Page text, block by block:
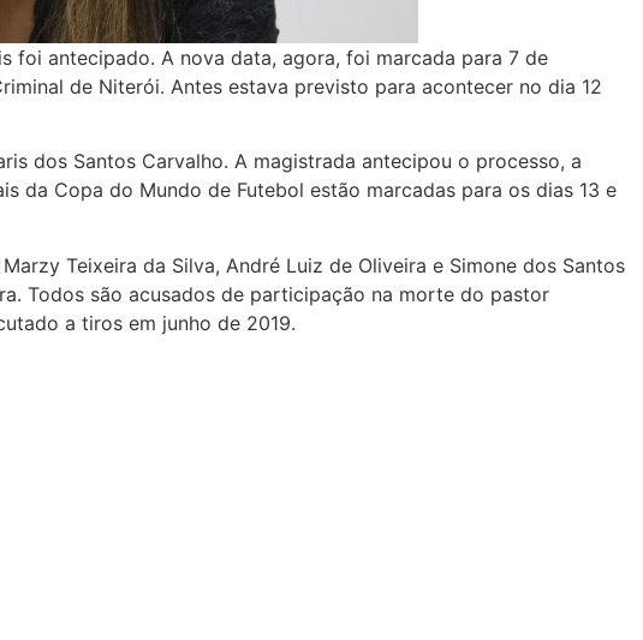
foi antecipado. A nova data, agora, foi marcada para 7 de
de Niterói. Antes estava previsto para acontecer no dia 12
dos Santos Carvalho. A magistrada antecipou o processo, a
da Copa do Mundo de Futebol estão marcadas para os dias 13 e
Teixeira da Silva, André Luiz de Oliveira e Simone dos Santos
Todos são acusados de participação na morte do pastor
a tiros em junho de 2019.